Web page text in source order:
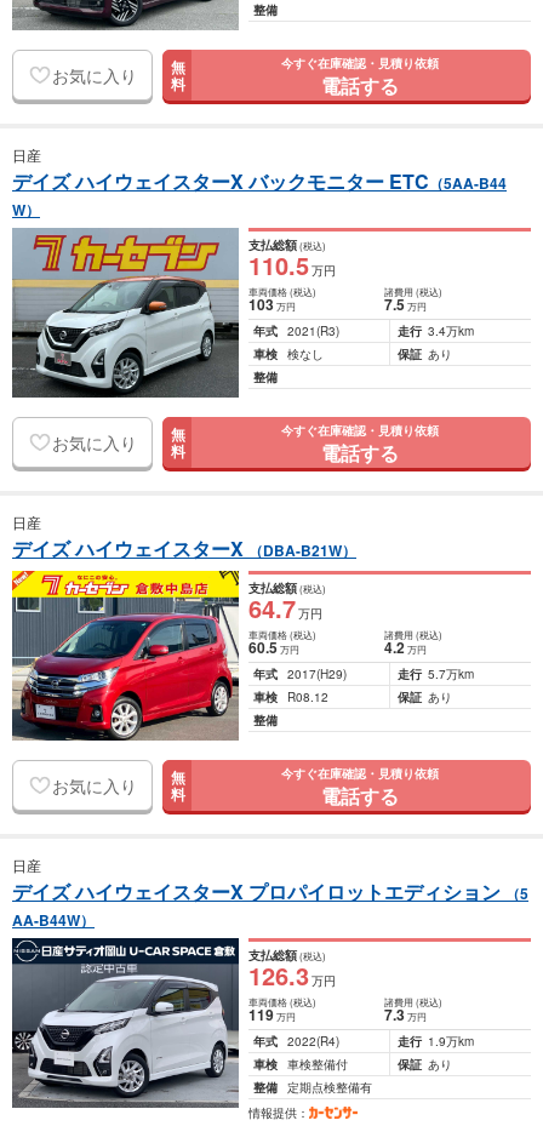
整備
お気に入り 無
料
今すぐ在庫確認・見積り依頼
電話する
日産
デイズ ハイウェイスターX バックモニター ETC （5AA-B44
W）
支払総額(税込)
110.5万円
車両価格(税込)
103万円
諸費用 (税込)
7.5 万円
年式 2021(R3) 走行 3.4万km
車検 検なし 保証 あり
整備
お気に入り 無
料
今すぐ在庫確認・見積り依頼
電話する
日産
デイズ ハイウェイスターX （DBA-B21W）
支払総額(税込)
64.7万円
車両価格(税込)
60.5万円
諸費用 (税込)
4.2 万円
年式 2017(H29) 走行 5.7万km
車検
R08.12 保証 あり
整備
お気に入り 無
料
今すぐ在庫確認・見積り依頼
電話する
日産
デイズ ハイウェイスターX プロパイロットエディション
（5
AA-B44W）
支払総額(税込)
126.3万円
車両価格(税込)
119万円
諸費用 (税込)
7.3 万円
年式 2022(R4) 走行 1.9万km
車検 車検整備付 保証 あり
整備 定期点検整備有
情報提供：